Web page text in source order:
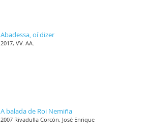
Abadessa, oí dizer
2017, VV. AA.
A balada de Roi Nemiña
2007 Rivadulla Corcón, José Enrique